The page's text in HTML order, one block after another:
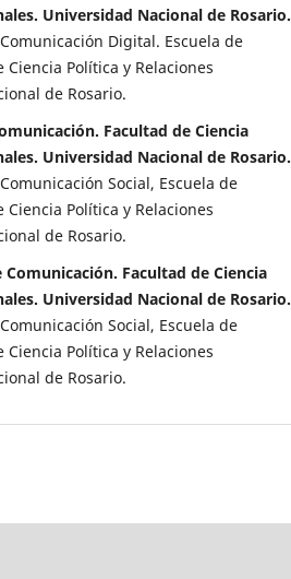
Universidad Nacional de Rosario.
Digital. Escuela de
Política y Relaciones
de Rosario.
Facultad de Ciencia
Universidad Nacional de Rosario.
Social, Escuela de
Política y Relaciones
de Rosario.
Facultad de Ciencia
Universidad Nacional de Rosario.
Social, Escuela de
Política y Relaciones
de Rosario.